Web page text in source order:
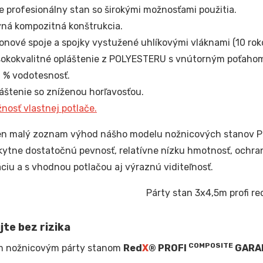
profesionálny stan so širokými možnosťami použitia.
kompozitná konštrukcia.
spoje a spojky vystužené uhlíkovými vláknami (10
opláštenie z POLYESTERU s vnútorným
% vodotesnosť.
so zníženou horľavosťou.
vlastnej potlače.
malý zoznam výhod nášho modelu nožnicových stanov
dostatočnú pevnosť, relatívne nízku hmotnosť,
a s vhodnou potlačou aj výraznú viditeľnosť.
bez rizika
nožnicovým párty stanom RedX® PROFI COMPOSITE